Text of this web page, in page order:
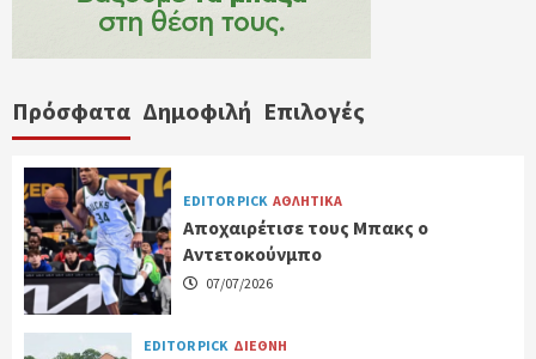
Πρόσφατα Δημοφιλή Επιλογές
EDITOR PICK ΑΘΛΗΤΙΚΑ
Αποχαιρέτισε τους Μπακς ο
Αντετοκούνμπο
07/07/2026
EDITOR PICK ΔΙΕΘΝΗ